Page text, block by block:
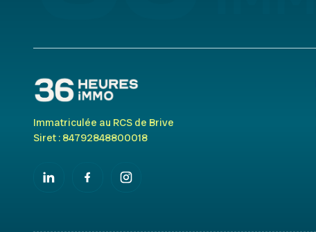
Immatriculée au RCS de Brive
Siret : 84792848800018